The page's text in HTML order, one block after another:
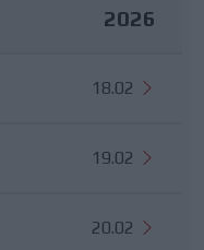
2026
18.02
19.02
20.02